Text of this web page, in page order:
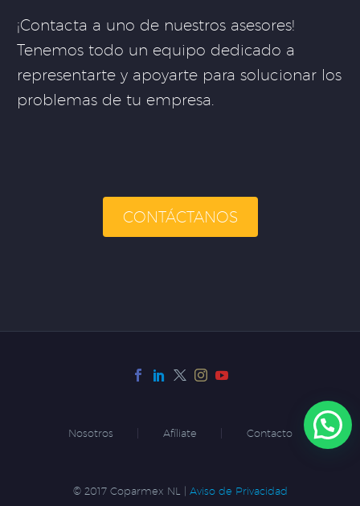
¡Contacta a uno de nuestros asesores!
Tenemos todo un equipo dedicado a
representarte y apoyarte para solucionar los
problemas de tu empresa.
CONTÁCTANOS
Nosotros Afíliate Contacto
© 2017 Coparmex NL | Aviso de Privacidad